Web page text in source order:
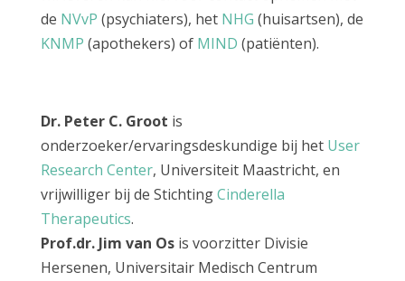
de NVvP (psychiaters), het NHG (huisartsen), de
KNMP (apothekers) of MIND (patiënten).
Dr. Peter C. Groot is
onderzoeker/ervaringsdeskundige bij het User
Research Center, Universiteit Maastricht, en
vrijwilliger bij de StichtingCinderella
Therapeutics.
Prof.dr. Jim van Osis voorzitter Divisie
Hersenen, Universitair Medisch Centrum